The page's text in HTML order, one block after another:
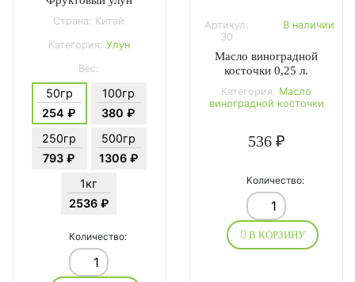
Страна: Китай
Категория: Улун
Вес:
50гр
254 ₽
100гр
380 ₽
250гр
793 ₽
500гр
1306 ₽
1кг
2536 ₽
Количество:
Артикул:
30
В наличии
Масло виноградной
косточки 0,25 л.
Категория: Масло
виноградной косточки
536 ₽
Количество:
В КОРЗИНУ